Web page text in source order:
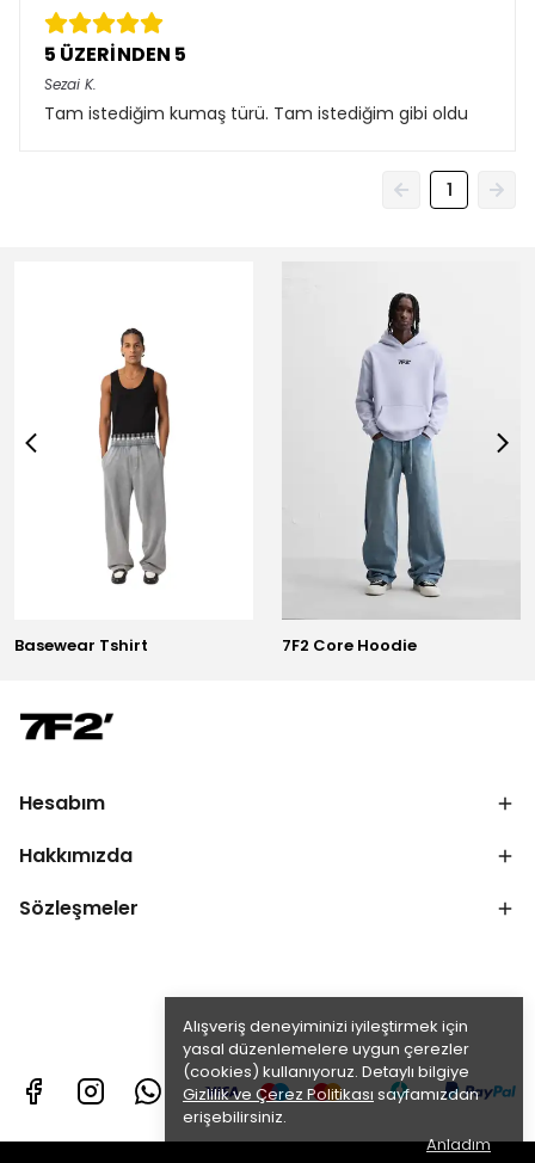
Alışveriş deneyiminizi iyileştirmek için
yasal düzenlemelere uygun çerezler
(cookies) kullanıyoruz. Detaylı bilgiye
Gizlilik ve Çerez Politikası sayfamızdan
erişebilirsiniz.
Anladım
5 ÜZERİNDEN 5
Sezai K.
Tam istediğim kumaş türü. Tam istediğim gibi oldu
1
Basewear Tshirt 7F2 Core Hoodie
Hesabım
Hakkımızda
Sözleşmeler